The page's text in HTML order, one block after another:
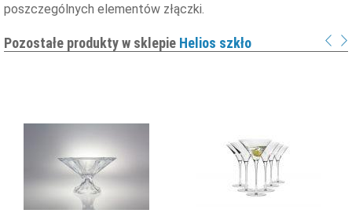
poszczególnych elementów złączki.
Pozostałe produkty w sklepie Helios szkło